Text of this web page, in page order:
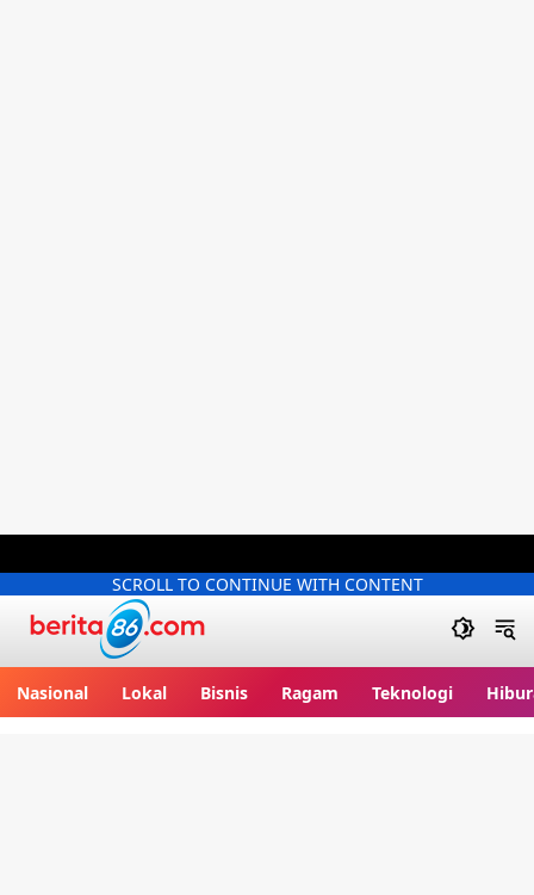
SCROLL TO CONTINUE WITH CONTENT
Nasional Lokal Bisnis Ragam Teknologi